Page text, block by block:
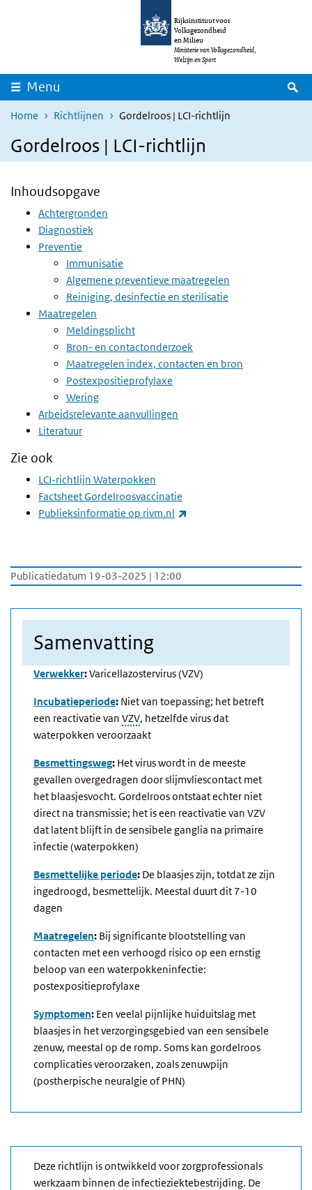
Overslaan en naar de inhoud gaan
Rijksinstituut voor
Volksgezondheid
en Milieu
Ministerie van Volksgezondheid,
Welzijn en Sport
Menu
Home Richtlijnen Gordelroos | LCI-richtlijn
Gordelroos | LCI-richtlijn
Publicatiedatum 19-03-2025 | 12:00
Samenvatting
Verwekker:Varicellazostervirus (VZV)
Incubatieperiode: Niet van toepassing; het betreft
een reactivatie van VZV, hetzelfde virus dat
waterpokken veroorzaakt
Besmettingsweg: Het virus wordt in de meeste
gevallen overgedragen door slijmvliescontact met
het blaasjesvocht. Gordelroos ontstaat echter niet
direct na transmissie; het is een reactivatie van VZV
dat latent blijft in de sensibele ganglia na primaire
infectie (waterpokken)
Besmettelijke periode: De blaasjes zijn, totdat ze zijn
ingedroogd, besmettelijk. Meestal duurt dit 7-10
dagen
Maatregelen: Bij significante blootstelling van
contacten met een verhoogd risico op een ernstig
beloop van een waterpokkeninfectie:
postexpositieprofylaxe
Symptomen: Een veelal pijnlijke huiduitslag met
blaasjes in het verzorgingsgebied van een sensibele
zenuw, meestal op de romp. Soms kan gordelroos
complicaties veroorzaken, zoals zenuwpijn
(postherpische neuralgie of PHN)
Deze richtlijn is ontwikkeld voor zorgprofessionals
werkzaam binnen de infectieziektebestrijding. De
Inhoudsopgave
Achtergronden
Diagnostiek
Preventie
Immunisatie
Algemene preventieve maatregelen
Reiniging, desinfectie en sterilisatie
Maatregelen
Meldingsplicht
Bron- en contactonderzoek
Maatregelen index, contacten en bron
Postexpositieprofylaxe
Wering
Arbeidsrelevante aanvullingen
Literatuur
Zie ook
LCI-richtlijn Waterpokken
Factsheet Gordelroosvaccinatie
Publieksinformatie op rivm.nl